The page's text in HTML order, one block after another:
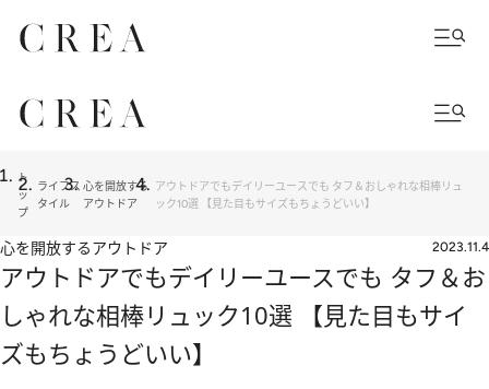
ト
ッ
プ
ライフス
タイル
心を開放する
アウトドア
アウトドアでもデイリーユースでも タフ＆おしゃれな相棒リュ
ック10選 【見た目もサイズもちょうどいい】
心を開放するアウトドア 2023.11.4
アウトドアでもデイリーユースでも タフ＆お
しゃれな相棒リュック10選 【見た目もサイ
ズもちょうどいい】